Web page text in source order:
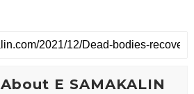
About E SAMAKALIN